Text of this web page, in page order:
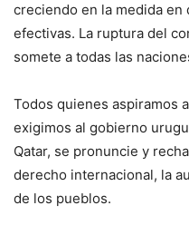
creciendo en la medida en
efectivas. La ruptura del
somete a todas las
Todos quienes aspiramos
exigimos al gobierno
Qatar, se pronuncie y
derecho internacional, la
de los pueblos.